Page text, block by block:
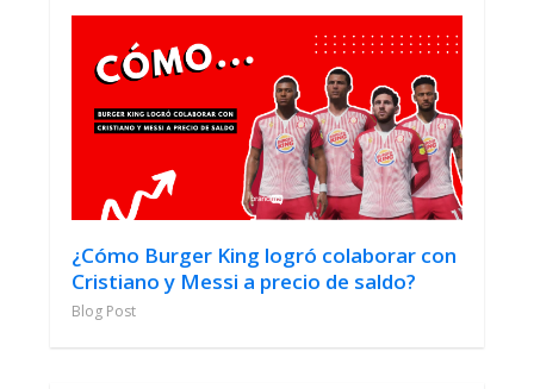
¿Cómo Burger King logró colaborar con
Cristiano y Messi a precio de saldo?
Blog Post